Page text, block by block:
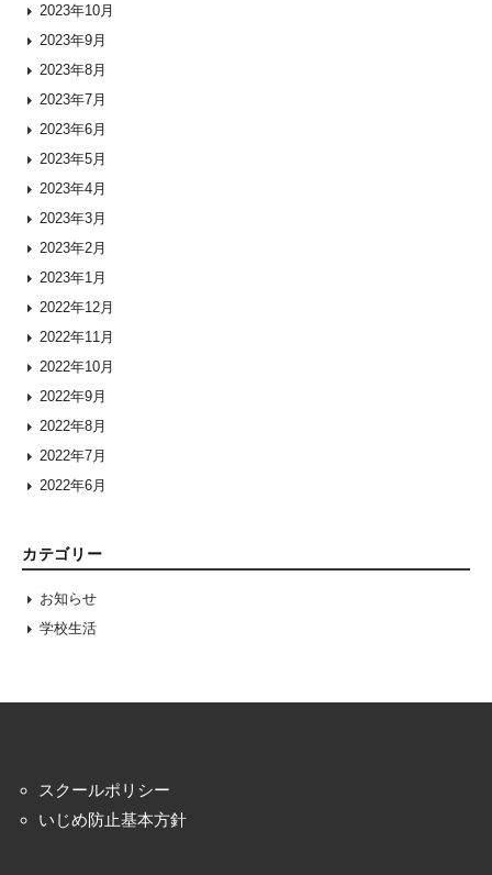
2023年10月
2023年9月
2023年8月
2023年7月
2023年6月
2023年5月
2023年4月
2023年3月
2023年2月
2023年1月
2022年12月
2022年11月
2022年10月
2022年9月
2022年8月
2022年7月
2022年6月
カテゴリー
お知らせ
学校生活
スクールポリシー
いじめ防止基本方針